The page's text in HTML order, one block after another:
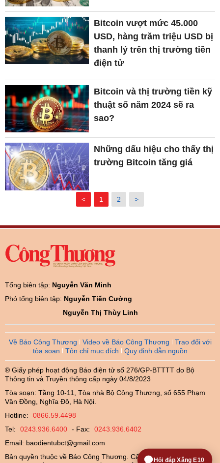
Bitcoin vượt mức 45.000
USD, hàng trăm triệu USD bị
thanh lý trên thị trường tiền
điện tử
Bitcoin và thị trường tiền kỹ
thuật số năm 2024 sẽ ra
sao?
Những dấu hiệu cho thấy thị
trường Bitcoin tăng giá
< 1 2 >
Tổng biên tập: Nguyễn Văn Minh
Phó tổng biên tập: Nguyễn Tiến Cường
Nguyễn Thị Thùy Linh
Về Báo Công Thương Video về Báo Công Thương
Trao đổi với
tòa soạn
Tôn chỉ mục đích Quy định dẫn nguồn
® Giấy phép hoạt động Báo điện tử số 276/GP-BTTTT do Bộ
Thông tin và Truyền thông cấp ngày 04/8/2023
Tòa soạn: Tầng 10-11, Tòa nhà Bộ Công Thương, số 655 Phạm
Văn Đồng, Nghĩa Đô, Hà Nội.
Hotline:
0866.59.4498
Tel:
0243.936.6400 - Fax:
0243.936.6402
Email: baodientubct@gmail.com
Bản quyền thuộc về Báo Công Thương. Cấm sao chép dưới mọi
Hỏi đáp Xăng E10